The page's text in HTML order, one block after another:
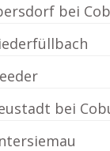
bei
bei